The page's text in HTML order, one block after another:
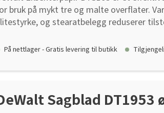
bruk på mykt tre og malte overflater.
og stearatbelegg reduserer
i pakker á 5 stk.
På nettlager - Gratis levering til butikk
Sagblad DT1953